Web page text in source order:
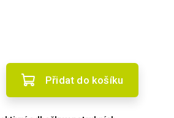
Přidat do košíku